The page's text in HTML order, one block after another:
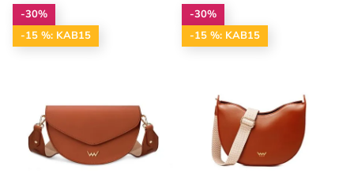
-30%
-15 %: KAB15
-30%
-15 %: KAB15